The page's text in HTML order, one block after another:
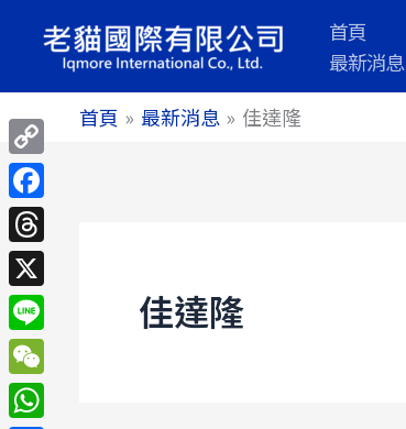
內
容
首頁
最新消息
首頁
最新消息 佳達隆
佳達隆
Copy
Link
Facebook
Threads
X
Line
WeChat